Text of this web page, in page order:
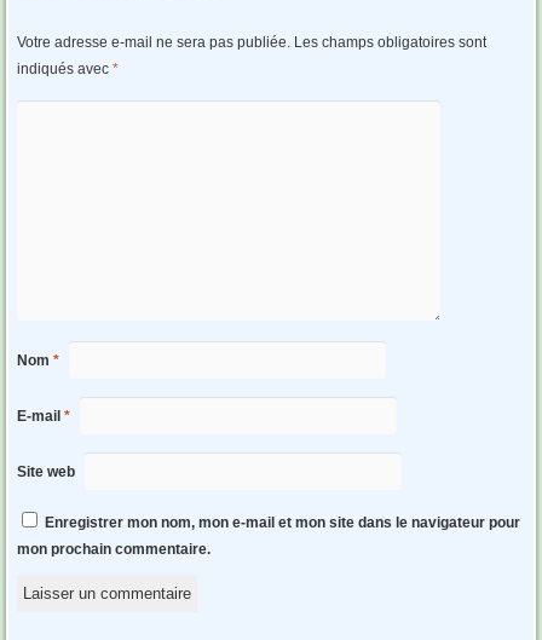
Votre adresse e-mail ne sera pas publiée. Les champs obligatoires sont
indiqués avec *
Nom *
E-mail *
Site web
Enregistrer mon nom, mon e-mail et mon site dans le navigateur pour
mon prochain commentaire.